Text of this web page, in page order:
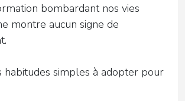
bombardant nos vies
montre aucun signe de
habitudes simples à adopter pour